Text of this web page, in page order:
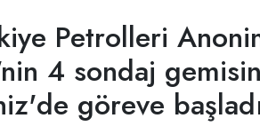
Petrolleri
4 sondaj
göreve